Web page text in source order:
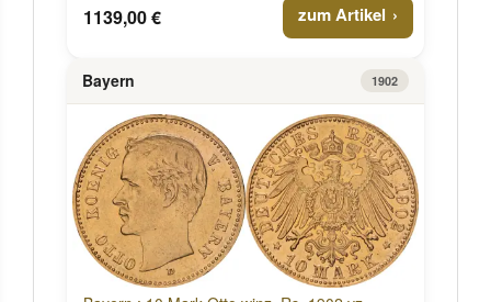
1139,00 € zum Artikel
Bayern 1902